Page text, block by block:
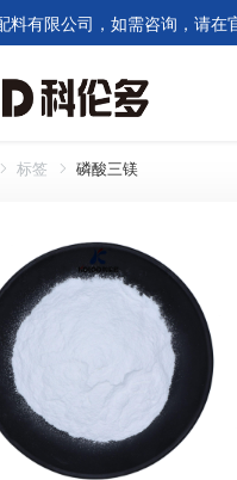
有限公司，如需咨询，请在
标签 磷酸三镁